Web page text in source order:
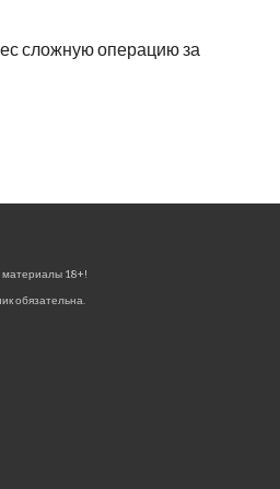
сложную операцию за
материалы 18+!
обязательна.